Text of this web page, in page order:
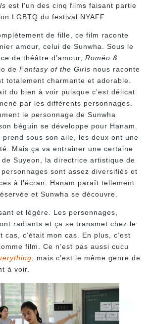
est l’un des cinq films faisant partie
LGBTQ du festival NYAFF.
de fille, ce film raconte
amour, celui de Sunwha. Sous le
de théâtre d’amour, Roméo &
de Fantasy of the Girls nous raconte
totalement charmante et adorable.
du bien à voir puisque c’est délicat
par les différents personnages.
le personnage de Sunwha
béguin se développe pour Hanam.
prend sous son aile, les deux ont une
Mais ça va entrainer une certaine
Suyeon, la directrice artistique de
sont assez diversifiés et
à l’écran. Hanam paraît tellement
et Sunwha se découvre.
et légère. Les personnages,
radiants et ça se transmet chez le
cas, c’était mon cas. En plus, c’est
film. Ce n’est pas aussi cucu
, mais c’est le même genre de
à voir.